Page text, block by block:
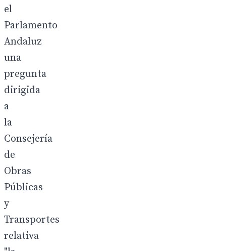
el
Parlamento
Andaluz
una
pregunta
dirigida
a
la
Consejería
de
Obras
Públicas
y
Transportes
relativa